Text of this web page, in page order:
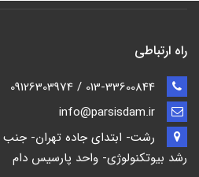
راه ارتباطی
رشت- ابتدای جاده تهران- جنب
رشد بیوتکنولوژی- واحد پارسیس دام